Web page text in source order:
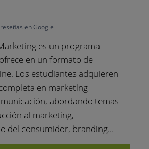
en Google
es un programa
en un formato de
Los estudiantes adquieren
en marketing
abordando temas
al marketing,
del consumidor, branding…